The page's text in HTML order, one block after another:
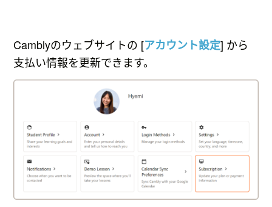
Camblyのウェブサイトの [アカウント設定] から
支払い情報を更新できます。